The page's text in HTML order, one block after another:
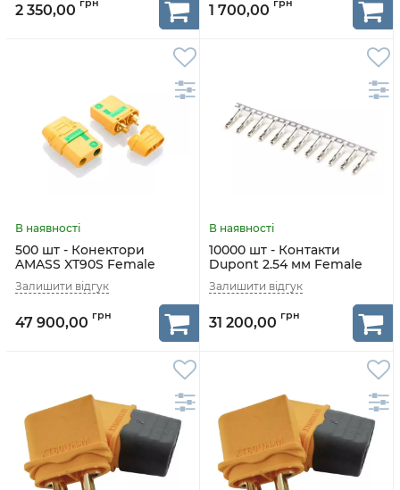
2 350,00 1 700,00
500 шт - Конектори
AMASS XT90S Female
47 900,00
10000 шт - Контакти
Dupont 2.54 мм Female
31 200,00